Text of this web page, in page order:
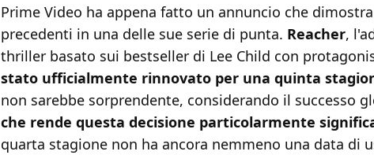
Prime Video ha appena fatto un annuncio che
precedenti in una delle sue serie di punta. Reacher,
thriller basato sui bestseller di Lee Child con
stato ufficialmente rinnovato per una quinta
non sarebbe sorprendente, considerando il successo
che rende questa decisione particolarmente
quarta stagione non ha ancora nemmeno una data di